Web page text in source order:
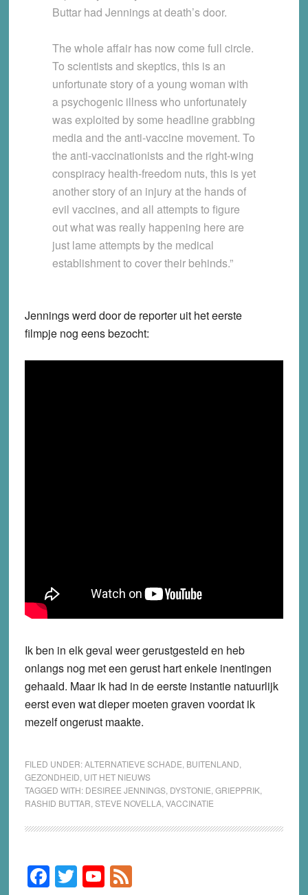
Buttar had Jennings at death’s door.
The whole affair has now come full circle.
To scientists and skeptics, this is an
unfortunate story of a young woman with
a psychogenic illness who unfortunately
was exploited by some headline grabbing
media and the anti-vaccine movement. To
the anti-vaccinationists and the right-wing
conspiracy health-freedom nuts, this is yet
another story of an injury at the hands of
evil vaccines, and all attempts to figure
out what was really happening here are
just lame attempts by the medical
establishment to cover their behinds.”
Jennings werd door de reporter uit het eerste
filmpje nog eens bezocht:
Ik ben in elk geval weer gerustgesteld en heb
onlangs nog met een gerust hart enkele inentingen
gehaald. Maar ik had in de eerste instantie natuurlijk
eerst even wat dieper moeten graven voordat ik
mezelf ongerust maakte.
FILED UNDER:ALTERNATIEVE SCHADE BUITENLAND
GEZONDHEID UIT HET NIEUWS
TAGGED WITH: DESIREE JENNINGS, DYSTONIE GRIEPPRIK,
RASHID BUTTAR STEVE NOVELLA, VACCINATIE
Primary
F T Y F